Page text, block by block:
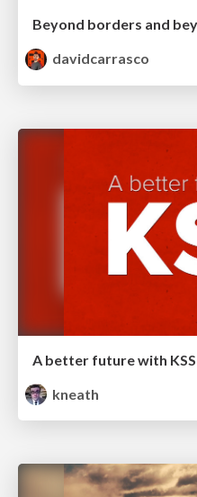
davidcarrasco
A better future with KSS
kneath